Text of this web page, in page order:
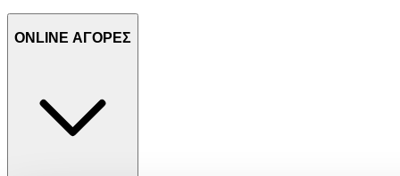
ONLINE ΑΓΟΡΕΣ